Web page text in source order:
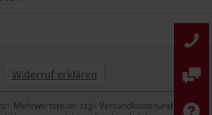
Widerruf erklären
Mehrwertsteuer zzgl. Versandkostenund ggf.